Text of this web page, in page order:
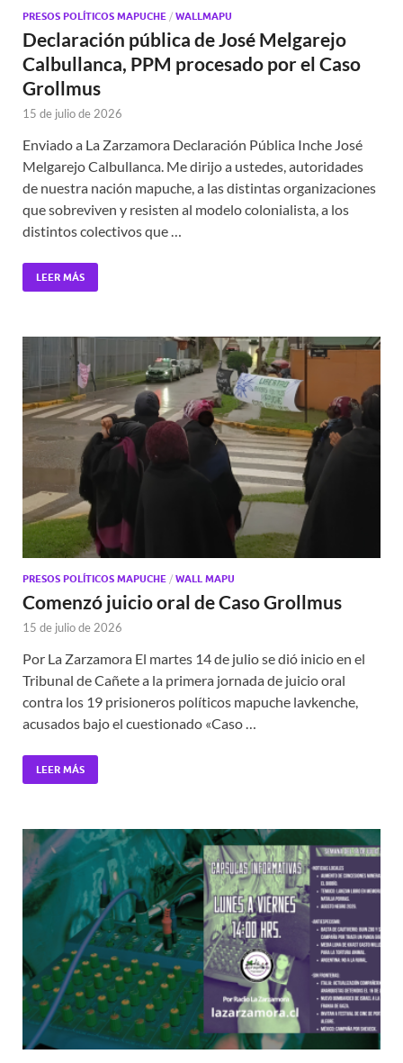
PRESOS POLÍTICOS MAPUCHE / WALLMAPU
Declaración pública de José Melgarejo
Calbullanca, PPM procesado por el Caso
Grollmus
15 de julio de 2026
Enviado a La Zarzamora Declaración Pública Inche José
Melgarejo Calbullanca. Me dirijo a ustedes, autoridades
de nuestra nación mapuche, a las distintas organizaciones
que sobreviven y resisten al modelo colonialista, a los
distintos colectivos que …
LEER MÁS
PRESOS POLÍTICOS MAPUCHE / WALL MAPU
Comenzó juicio oral de Caso Grollmus
15 de julio de 2026
Por La Zarzamora El martes 14 de julio se dió inicio en el
Tribunal de Cañete a la primera jornada de juicio oral
contra los 19 prisioneros políticos mapuche lavkenche,
acusados bajo el cuestionado «Caso …
LEER MÁS